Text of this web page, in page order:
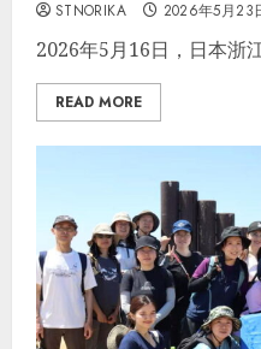
STNORIKA 2026年5月23
2026年5月16日，日本浙
READ MORE